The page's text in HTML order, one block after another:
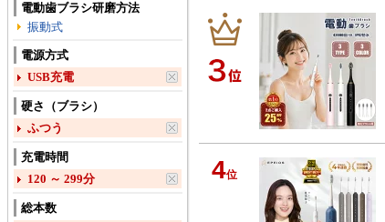
4位
電動歯ブラシ研磨方法
振動式
電源方式
USB充電
硬さ（ブラシ）
ふつう
充電時間
120 ～ 299分
総本数